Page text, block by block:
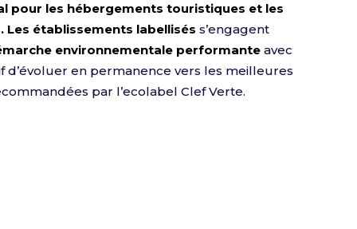
pour les hébergements touristiques et les
Les établissements labellisés s’engagent
environnementale performante avec
d’évoluer en permanence vers les meilleures
par l’ecolabel Clef Verte.